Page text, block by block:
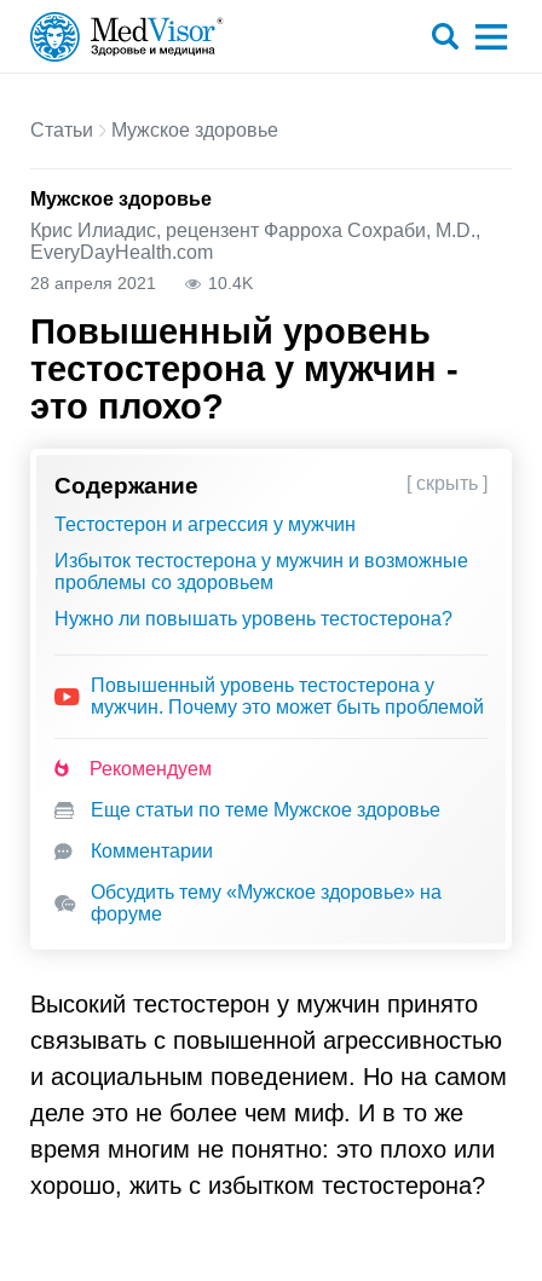
Статьи Мужское здоровье
Мужское здоровье
Крис Илиадис, рецензент Фарроха Сохраби, M.D.,
EveryDayHealth.com
28 апреля 2021 10.4K
Повышенный уровень
тестостерона у мужчин -
это плохо?
Содержание
[ скрыть ]
Тестостерон и агрессия у мужчин
Избыток тестостерона у мужчин и возможные
проблемы со здоровьем
Нужно ли повышать уровень тестостерона?
Повышенный уровень тестостерона у
мужчин. Почему это может быть проблемой
Рекомендуем
Еще статьи по теме Мужское здоровье
Комментарии
Обсудить тему «Мужское здоровье» на
форуме
Высокий тестостерон у мужчин принято
связывать с повышенной агрессивностью
и асоциальным поведением. Но на самом
деле это не более чем миф. И в то же
время многим не понятно: это плохо или
хорошо, жить с избытком тестостерона?